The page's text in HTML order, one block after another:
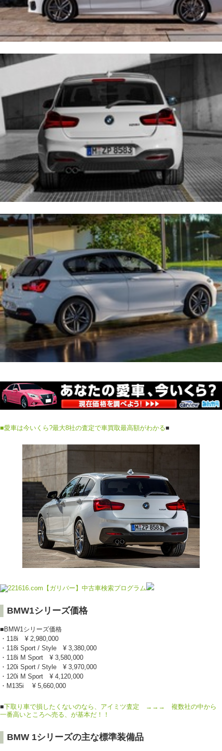
■愛車は今いくら?最大8社の査定で車買取最高額がわかる■
BMW1シリーズ価格
■BMW1シリーズ価格
・118i ¥ 2,980,000
・118i Sport / Style ¥ 3,380,000
・118i M Sport ¥ 3,580,000
・120i Sport / Style ¥ 3,970,000
・120i M Sport ¥ 4,120,000
・M135i ¥ 5,660,000
■下取り車で損したくないのなら、アイミツ査定 →→→ 複数社の中から
一番高いところへ売る、が基本だ！！
BMW 1シリーズの主な標準装備品